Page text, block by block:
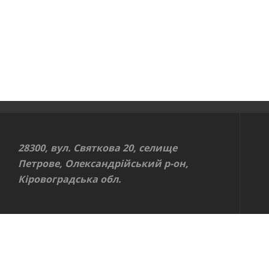
28300, вул. Святкова 20, селище
Петрове, Олександрійський р-он,
Кіровоградська обл.